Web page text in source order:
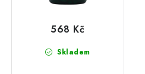
Skladem
568 Kč